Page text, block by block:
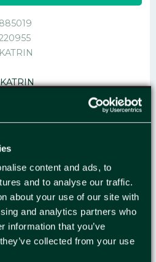
content and ads, to
and to analyse our traffic.
about your use of our site with
and analytics partners who
information that you’ve
collected from your use
885019
KATRIN
32/FP
basbehoven för
200 1-Lagers är
baskraven av ett
naturvit - Perforerade -